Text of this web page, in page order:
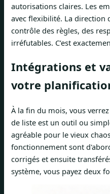
autorisations claires. Les
avec flexibilité. La direction
contrôle des règles, des
irréfutables. C’est
Intégrations et
votre
À la fin du mois, vous
de liste est un outil ou
agréable pour le vieux
fonctionnement sont
corrigés et ensuite
système, vous payez deux